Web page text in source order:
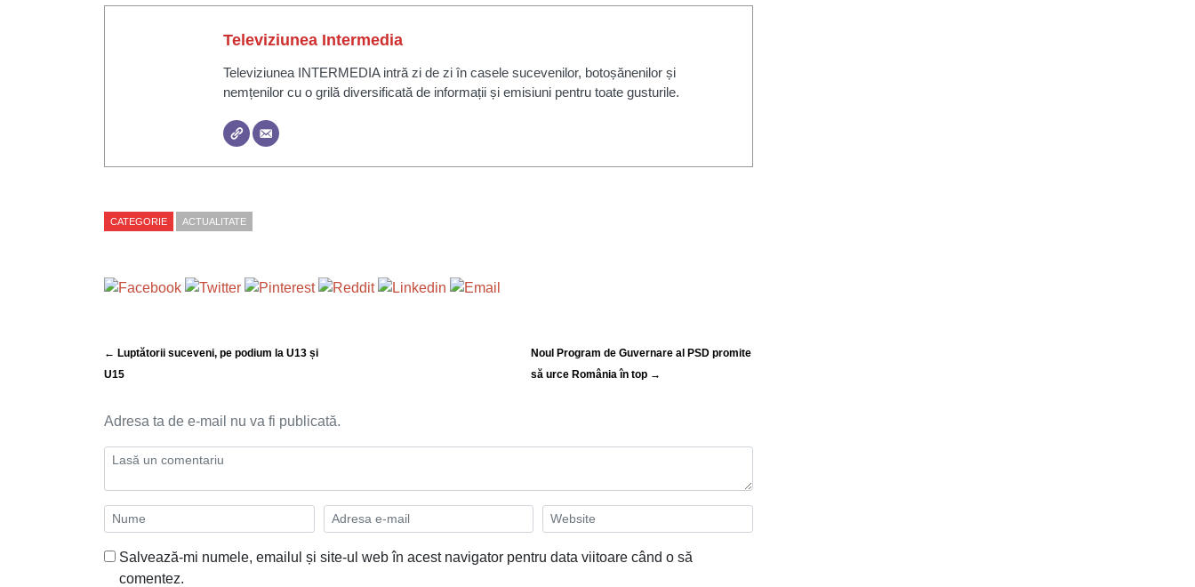
Televiziunea Intermedia
Televiziunea INTERMEDIA intră zi de zi în casele sucevenilor, botoșănenilor și
nemțenilor cu o grilă diversificată de informații și emisiuni pentru toate gusturile.
CATEGORIE ACTUALITATE
← Luptătorii suceveni, pe podium la U13 și
U15
Noul Program de Guvernare al PSD promite
să urce România în top →
Adresa ta de e-mail nu va fi publicată.
Salvează-mi numele, emailul și site-ul web în acest navigator pentru data viitoare când o să
comentez.